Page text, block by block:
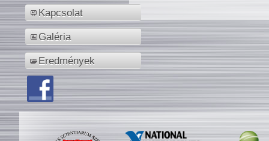
Kapcsolat
Galéria
Eredmények